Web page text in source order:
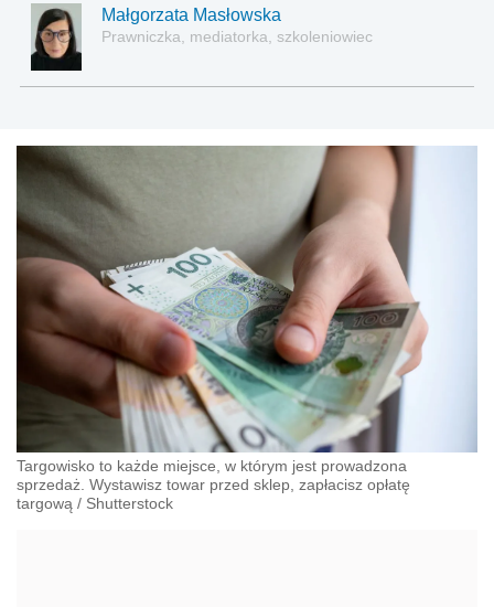
Małgorzata Masłowska
Prawniczka, mediatorka, szkoleniowiec
Targowisko to każde miejsce, w którym jest prowadzona
sprzedaż. Wystawisz towar przed sklep, zapłacisz opłatę
targową / Shutterstock